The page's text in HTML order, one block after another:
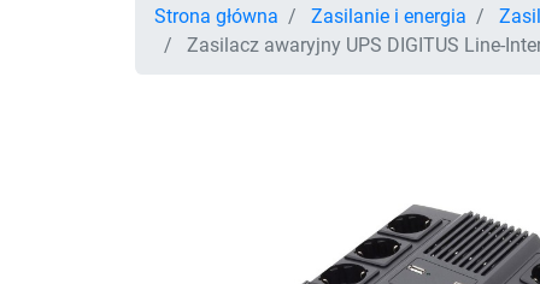
Strona główna Zasilanie i energia
Zasilacz awaryjny UPS DIGITUS Line-